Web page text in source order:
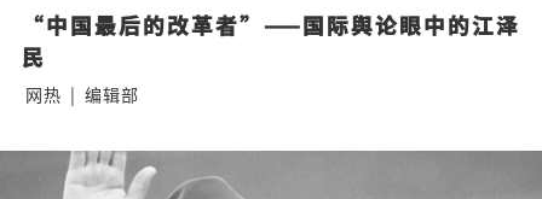
“中国最后的改革者”——国际舆论眼中的江泽
民
网热 | 编辑部